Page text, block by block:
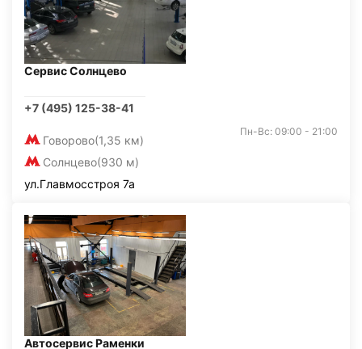
Сервис Солнцево
+7 (495) 125-38-41
Говорово(1,35 км)
Солнцево(930 м)
Пн-Вс: 09:00 - 21:00
ул.Главмосстроя 7а
Автосервис Раменки